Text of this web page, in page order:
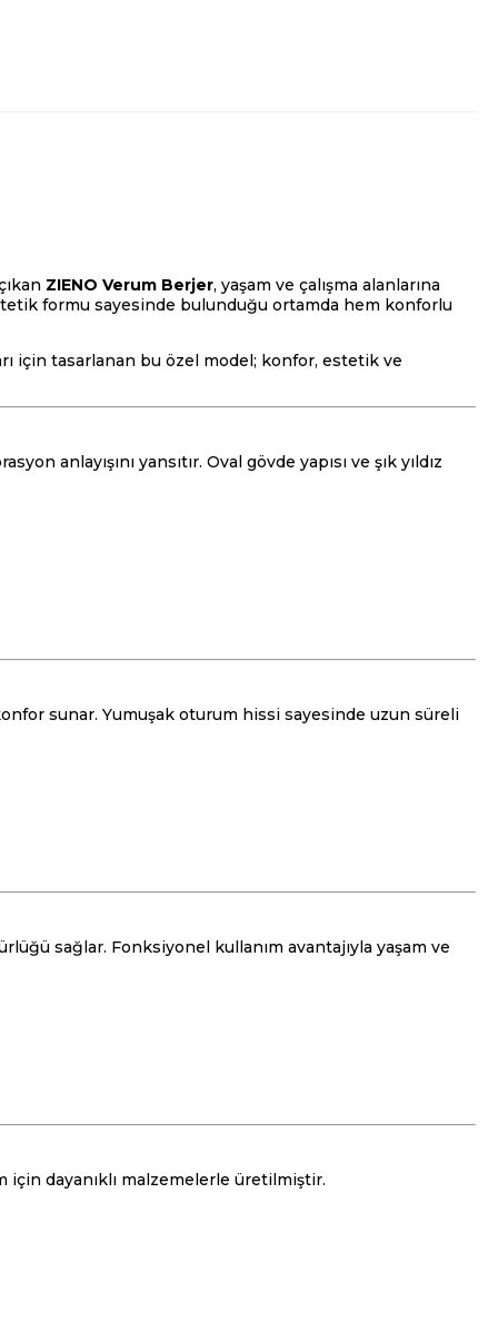
ZIENO Verum Berjer, yaşam ve çalışma alanlarına
formu sayesinde bulunduğu ortamda hem konforlu
için tasarlanan bu özel model; konfor, estetik ve
anlayışını yansıtır. Oval gövde yapısı ve şık yıldız
sunar. Yumuşak oturum hissi sayesinde uzun süreli
sağlar. Fonksiyonel kullanım avantajıyla yaşam ve
dayanıklı malzemelerle üretilmiştir.